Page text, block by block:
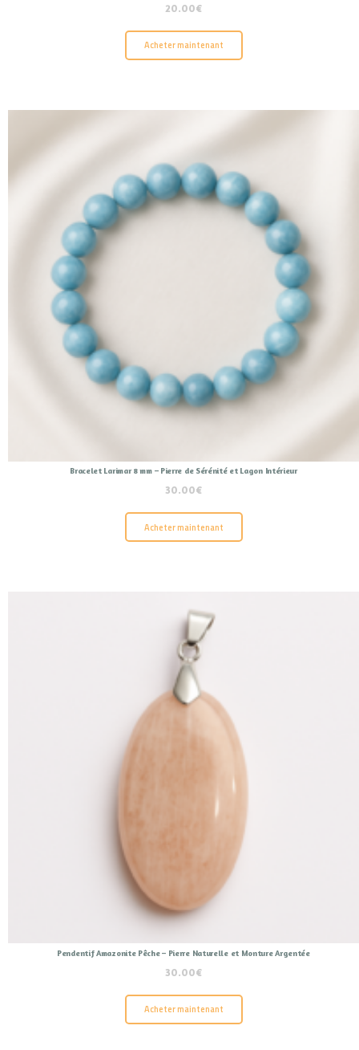
20.00€
Acheter maintenant
Bracelet Larimar 8 mm – Pierre de Sérénité et Lagon Intérieur
30.00€
Acheter maintenant
Pendentif Amazonite Pêche – Pierre Naturelle et Monture Argentée
30.00€
Acheter maintenant